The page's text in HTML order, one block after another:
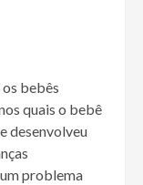
bebês
quais o bebê
desenvolveu
problema